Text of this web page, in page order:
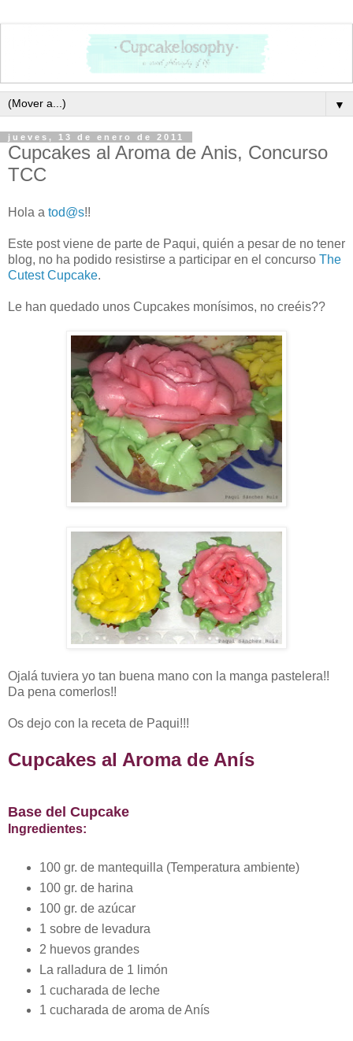
▼
jueves, 13 de enero de 2011
Cupcakes al Aroma de Anis, Concurso
TCC
Hola a tod@s!!
Este post viene de parte de Paqui, quién a pesar de no tener
blog, no ha podido resistirse a participar en el concurso The
Cutest Cupcake.
Le han quedado unos Cupcakes monísimos, no creéis??
Ojalá tuviera yo tan buena mano con la manga pastelera!!
Da pena comerlos!!
Os dejo con la receta de Paqui!!!
Cupcakes al Aroma de Anís
Base del Cupcake
Ingredientes:
100 gr. de mantequilla (Temperatura ambiente)
100 gr. de harina
100 gr. de azúcar
1 sobre de levadura
2 huevos grandes
La ralladura de 1 limón
1 cucharada de leche
1 cucharada de aroma de Anís